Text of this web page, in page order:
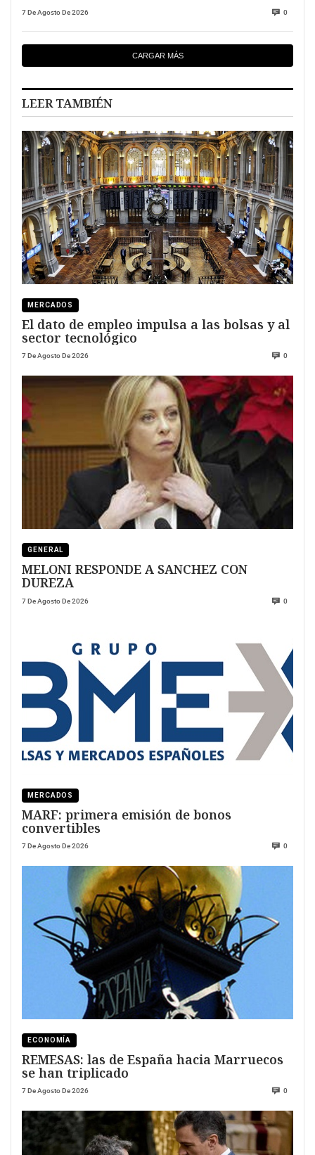
7 De Agosto De 2026 0
CARGAR MÁS
LEER TAMBIÉN
MERCADOS
El dato de empleo impulsa a las bolsas y al
sector tecnológico
7 De Agosto De 2026 0
GENERAL
MELONI RESPONDE A SANCHEZ CON
DUREZA
7 De Agosto De 2026 0
MERCADOS
MARF: primera emisión de bonos
convertibles
7 De Agosto De 2026 0
ECONOMÍA
REMESAS: las de España hacia Marruecos
se han triplicado
7 De Agosto De 2026 0